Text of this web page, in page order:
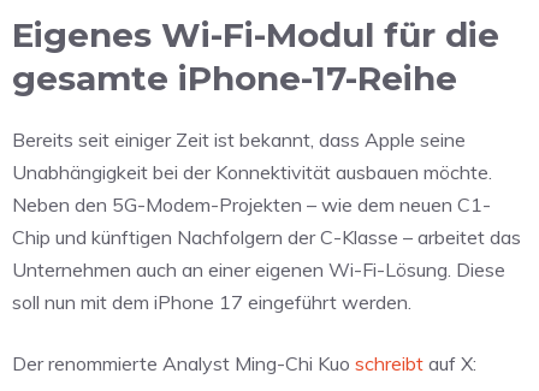
Eigenes Wi-Fi-Modul für die
gesamte iPhone-17-Reihe
Bereits seit einiger Zeit ist bekannt, dass Apple seine
Unabhängigkeit bei der Konnektivität ausbauen möchte.
Neben den 5G-Modem-Projekten – wie dem neuen C1-
Chip und künftigen Nachfolgern der C-Klasse – arbeitet das
Unternehmen auch an einer eigenen Wi-Fi-Lösung. Diese
soll nun mit dem iPhone 17 eingeführt werden.
Der renommierte Analyst Ming-Chi Kuo schreibt auf X: